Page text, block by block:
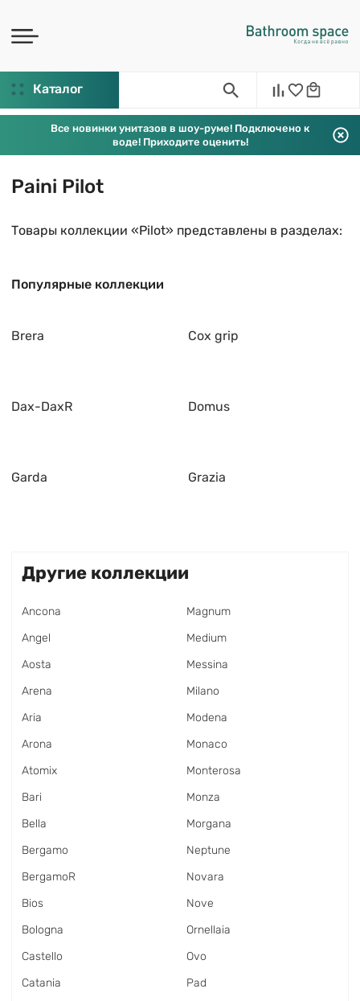
Каталог
Все новинки унитазов в шоу-руме! Подключено к
воде! Приходите оценить!
Paini Pilot
Товары коллекции «Pilot» представлены в разделах:
Популярные коллекции
Brera Cox grip
Dax-DaxR Domus
Garda Grazia
Другие коллекции
Ancona
Angel
Aosta
Arena
Aria
Arona
Atomix
Bari
Bella
Bergamo
BergamoR
Bios
Bologna
Castello
Catania
Magnum
Medium
Messina
Milano
Modena
Monaco
Monterosa
Monza
Morgana
Neptune
Novara
Nove
Ornellaia
Ovo
Pad